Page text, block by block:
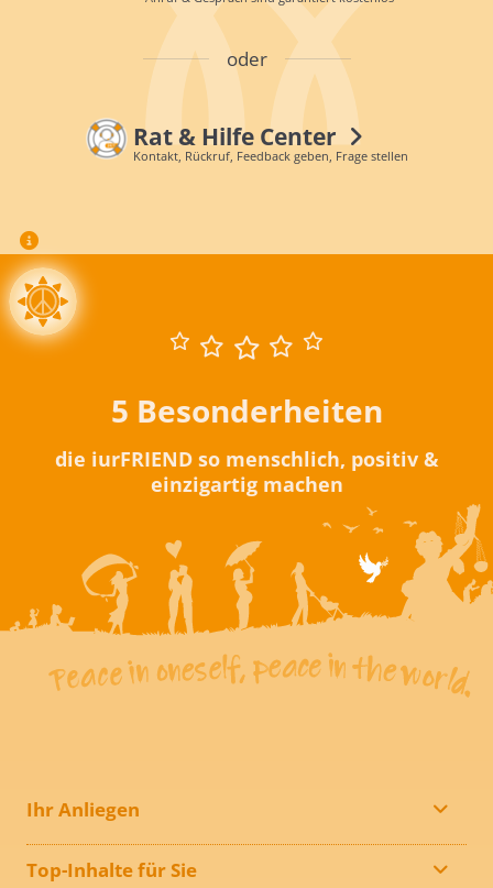
oder
Rat & Hilfe Center
Kontakt, Rückruf, Feedback geben, Frage stellen
5 Besonderheiten
die iurFRIEND so menschlich, positiv &
einzigartig machen
Ihr Anliegen
Top-Inhalte für Sie